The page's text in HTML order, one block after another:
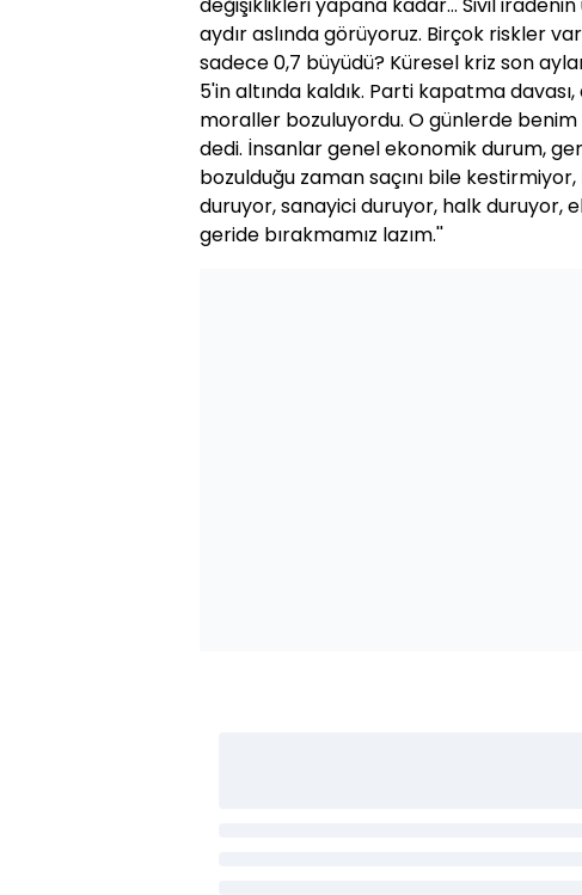
aydır aslında görüyoruz. Birçok riskler
sadece 0,7 büyüdü? Küresel kriz son
5'in altında kaldık. Parti kapatma
moraller bozuluyordu. O günlerde
dedi. İnsanlar genel ekonomik durum,
bozulduğu zaman saçını bile
duruyor, sanayici duruyor, halk duruyor,
geride bırakmamız lazım.''